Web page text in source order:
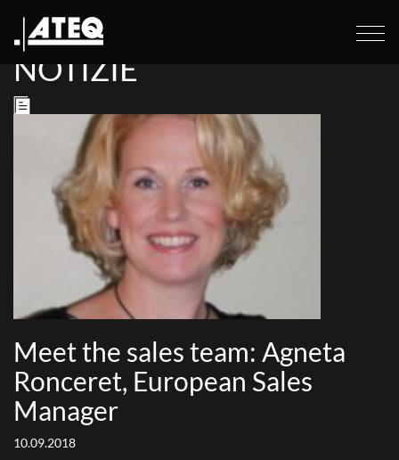
NOTIZIE
Meet the sales team: Agneta
Ronceret, European Sales
Manager
10.09.2018